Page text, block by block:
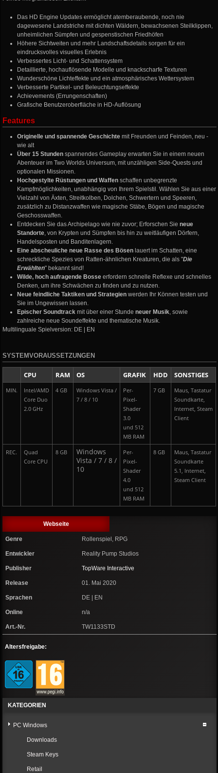
Das HD Engine Updates ermöglicht atemberaubende, noch nie
dagewesene Landstriche mit dichten Wäldern, bewachsenen Steilklippen,
unheimlichen Sümpfen und gespenstischen Friedhöfen
Höhere Sichtweiten und mehr Landschaftsdetails sorgen für ein
eindrucksvolles visuelles Erlebnis
Verbessertes Licht- und Schattensystem
Detaillierte, hochauflösende Modelle und knackscharfe Texturen
Wunderschöne Lichteffekte und ein atmosphärisches Wettersystem
Verbesserte Partikel- und Beleuchtungseffekte
Achievements (Errungenschaften)
Grafische Benutzeroberfläche in HD-Auflösung
Features
Originelle und spannende Geschichte mit Freunden und Feinden, neu -
wie alt
Über 15 Stunden spannendes Gameplay erwarten Sie in einem neuen
Abenteuer im Two Worlds Universum, mit unzähligen Side-Quests und
optionalen Missionen.
Hochgestylte Rüstungen und Waffen schaffen unbegrenzte
Kampfmöglichkeiten, unabhängig von Ihrem Spielstil. Wählen Sie aus einer
Vielzahl von Äxten, Streitkolben, Dolchen, Schwertern und Speeren,
zusätzlich zu Distanzwaffen wie magische Stäbe, Bögen und magische
Geschosswaffen.
Entdecken Sie das Archipelago wie nie zuvor; Erforschen Sieneue
Standorte, von Krypten und Sümpfen bis hin zu weitläufigen Dörfern,
Handelsposten und Banditenlagern.
Eine abscheuliche neue Rasse des Bösen lauert im Schatten, eine
schreckliche Spezies von Ratten-ähnlichen Kreaturen, die als "Die
Erwählten" bekannt sind!
Wilde, hoch aufragende Bosse erfordern schnelle Reflexe und schnelles
Denken, um ihre Schwächen zu finden und zu nutzen.
Neue feindliche Taktiken und Strategien werden Ihr Können testen und
Sie im Ungewissen lassen.
Epischer Soundtrack mit über einer Stundeneuer Musik, sowie
zahlreiche neue Soundeffekte und thematische Musik.
Multilinguale Spielversion: DE | EN
SYSTEMVORAUSSETZUNGEN
CPU RAM OS GRAFIK HDD SONSTIGES
MIN.
Intel/AMD
Core Duo
2.0 GHz
4 GB
Windows Vista /
7 / 8 / 10
Per-
Pixel-
Shader
3.0
und 512
MB RAM
7 GB
Maus, Tastatur
Soundkarte,
Internet, Steam
Client
REC.
Quad
Core CPU
8 GB
Windows
Vista / 7 / 8 /
10
Per-
Pixel-
Shader
4.0
und 512
MB RAM
8 GB
Maus, Tastatur
Soundkarte
5.1, Internet,
Steam Client
Webseite
Genre Rollenspiel, RPG
Entwickler Reality Pump Studios
Publisher TopWare Interactive
Release 01. Mai 2020
Sprachen DE | EN
Online n/a
Art.-Nr. TW1133STD
Altersfreigabe:
KATEGORIEN
PC Windows
Downloads
Steam Keys
Retail